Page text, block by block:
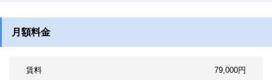
月額料金
賃料 79,000円